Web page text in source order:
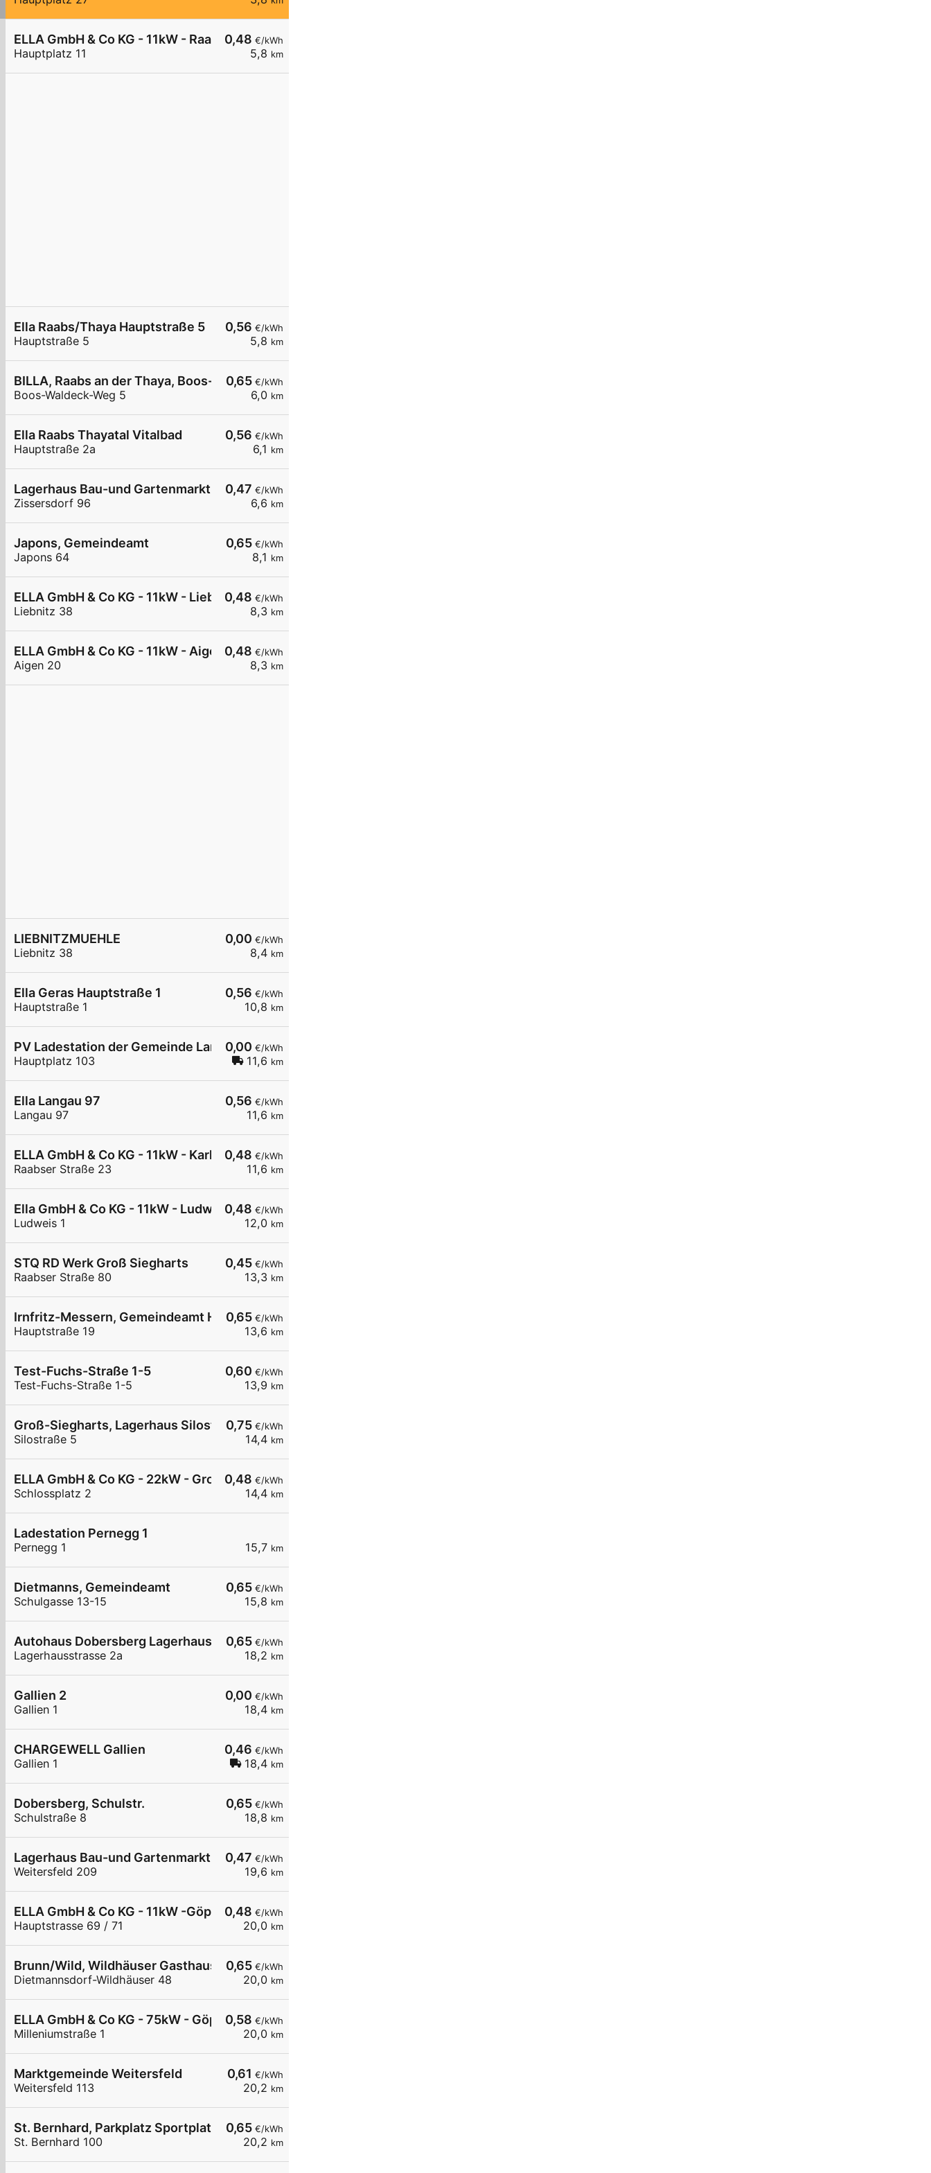
0,48 €/kWh
5,8 km
ELLA GmbH & Co KG - 11kW - Raabs/Thaya - Raiffeisenbank
Hauptplatz 11
0,56 €/kWh
5,8 km
Ella Raabs/Thaya Hauptstraße 5
Hauptstraße 5
0,65€/kWh
6,0 km
BILLA, Raabs an der Thaya, Boos-Waldeck-Weg
Boos-Waldeck-Weg 5
0,56 €/kWh
6,1 km
Ella Raabs Thayatal Vitalbad
Hauptstraße 2a
0,47 €/kWh
6,6 km
Lagerhaus Bau-und Gartenmarkt Zissersdorf bei Geras
Zissersdorf 96
0,65€/kWh
8,1 km
Japons, Gemeindeamt
Japons 64
0,48 €/kWh
8,3 km
ELLA GmbH & Co KG - 11kW - Liebnitz - Liebnitzmühle
Liebnitz 38
0,48 €/kWh
8,3 km
ELLA GmbH & Co KG - 11kW - Aigen bei Raabs - Supportlader
Aigen 20
0,00 €/kWh
8,4 km
LIEBNITZMUEHLE
Liebnitz 38
0,56 €/kWh
10,8 km
Ella Geras Hauptstraße 1
Hauptstraße 1
0,00 €/kWh
11,6 km
PV Ladestation der Gemeinde Langau
Hauptplatz 103
0,56 €/kWh
11,6 km
Ella Langau 97
Langau 97
0,48 €/kWh
11,6 km
ELLA GmbH & Co KG - 11kW - Karlstein - HTL
Raabser Straße 23
0,48 €/kWh
12,0 km
Ella GmbH & Co KG - 11kW - Ludweis - Pfarrstadl
Ludweis 1
0,45€/kWh
13,3 km
STQ RD Werk Groß Siegharts
Raabser Straße 80
0,65€/kWh
13,6 km
Irnfritz-Messern, Gemeindeamt Hauptstr.
Hauptstraße 19
0,60 €/kWh
13,9 km
Test-Fuchs-Straße 1-5
Test-Fuchs-Straße 1-5
0,75€/kWh
14,4 km
Groß-Siegharts, Lagerhaus Silostr.
Silostraße 5
0,48 €/kWh
14,4 km
ELLA GmbH & Co KG - 22kW - Groß-Siegharts - TBZ
Schlossplatz 2
15,7 km
Ladestation Pernegg 1
Pernegg 1
0,65€/kWh
15,8 km
Dietmanns, Gemeindeamt
Schulgasse 13-15
0,65€/kWh
18,2 km
Autohaus Dobersberg Lagerhausstrasse
Lagerhausstrasse 2a
0,00 €/kWh
18,4 km
Gallien 2
Gallien 1
0,46 €/kWh
18,4 km
CHARGEWELL Gallien
Gallien 1
0,65€/kWh
18,8 km
Dobersberg, Schulstr.
Schulstraße 8
0,47 €/kWh
19,6 km
Lagerhaus Bau-und Gartenmarkt Weitersfeld
Weitersfeld 209
0,48 €/kWh
20,0 km
ELLA GmbH & Co KG - 11kW -Göpfritz Nah & Frisch - Gh. Wildrast
Hauptstrasse 69 / 71
0,65€/kWh
20,0 km
Brunn/Wild, Wildhäuser Gasthaus Powisch
Dietmannsdorf-Wildhäuser 48
0,58 €/kWh
20,0 km
ELLA GmbH & Co KG - 75kW - Göpfritz Firma Hofstetter - Schnelllader
Milleniumstraße 1
0,61 €/kWh
20,2 km
Marktgemeinde Weitersfeld
Weitersfeld 113
0,65€/kWh
20,2 km
St. Bernhard, Parkplatz Sportplatz
St. Bernhard 100